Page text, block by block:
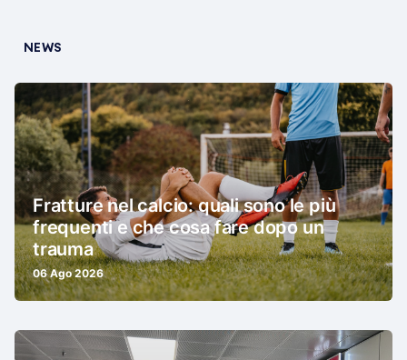
NEWS
Fratture nel calcio: quali sono le più
frequenti e che cosa fare dopo un
trauma
06 Ago 2026